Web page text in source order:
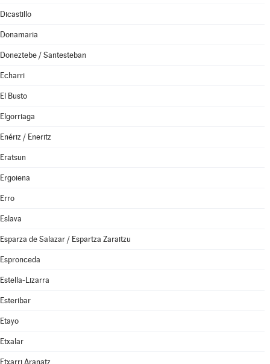
Dicastillo
Donamaria
Doneztebe / Santesteban
Echarri
El Busto
Elgorriaga
Enériz / Eneritz
Eratsun
Ergoiena
Erro
Eslava
Esparza de Salazar / Espartza Zaraitzu
Espronceda
Estella-Lizarra
Esteribar
Etayo
Etxalar
Etxarri Aranatz